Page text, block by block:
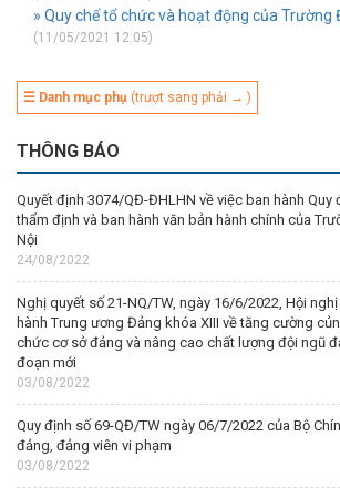
» Quy chế tổ chức và hoạt động của Trường
(11/05/2021 12:05)
☰ Danh mục phụ (trượt sang phải → )
THÔNG BÁO
Quyết định 3074/QĐ-ĐHLHN về việc ban hành Quy
thẩm định và ban hành văn bản hành chính của
Nội
24/08/2022
Nghị quyết số 21-NQ/TW, ngày 16/6/2022, Hội
hành Trung ương Đảng khóa XIII về tăng cường
chức cơ sở đảng và nâng cao chất lượng đội ngũ
đoạn mới
03/08/2022
Quy định số 69-QĐ/TW ngày 06/7/2022 của Bộ
đảng, đảng viên vi phạm
03/08/2022